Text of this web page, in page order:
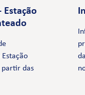
Estação
partir das